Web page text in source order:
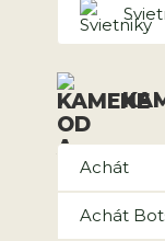
Achát
Achát